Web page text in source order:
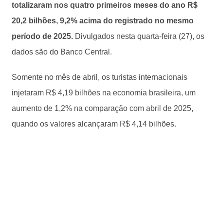
totalizaram nos quatro primeiros meses do ano R$
20,2 bilhões, 9,2% acima do registrado no mesmo
período de 2025. Divulgados nesta quarta-feira (27), os
dados são do Banco Central.
Somente no mês de abril, os turistas internacionais
injetaram R$ 4,19 bilhões na economia brasileira, um
aumento de 1,2% na comparação com abril de 2025,
quando os valores alcançaram R$ 4,14 bilhões.